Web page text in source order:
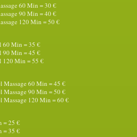
60 Min = 30 €
90 Min = 40 €
120 Min = 50 €
60 Min = 35 €
90 Min = 45 €
120 Min = 55 €
Massage 60 Min = 45 €
Massage 90 Min = 50 €
Massage 120 Min = 60 €
= 25 €
= 35 €